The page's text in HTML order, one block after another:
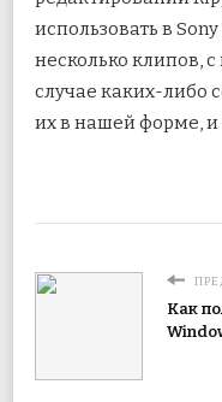
использовать в Sony
несколько клипов,
случае каких-либо
их в нашей форме,
Как